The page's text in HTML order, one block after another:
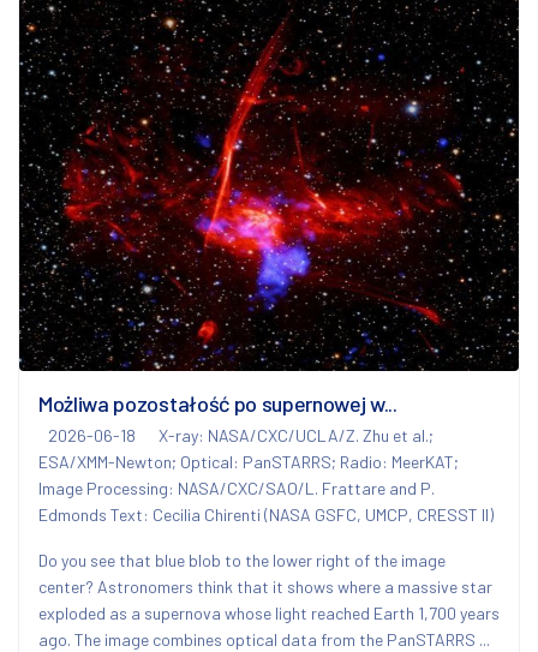
Możliwa pozostałość po supernowej w...
2026-06-18
X-ray: NASA/CXC/UCLA/Z. Zhu et al.;
ESA/XMM-Newton; Optical: PanSTARRS; Radio: MeerKAT;
Image Processing: NASA/CXC/SAO/L. Frattare and P.
Edmonds Text: Cecilia Chirenti (NASA GSFC, UMCP, CRESST II)
Do you see that blue blob to the lower right of the image
center? Astronomers think that it shows where a massive star
exploded as a supernova whose light reached Earth 1,700 years
ago. The image combines optical data from the PanSTARRS ...